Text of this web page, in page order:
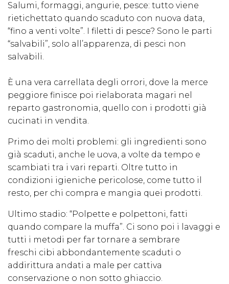
Salumi, formaggi, angurie, pesce: tutto viene
rietichettato quando scaduto con nuova data,
“fino a venti volte”. I filetti di pesce? Sono le parti
“salvabili”, solo all’apparenza, di pesci non
salvabili.
È una vera carrellata degli orrori, dove la merce
peggiore finisce poi rielaborata magari nel
reparto gastronomia, quello con i prodotti già
cucinati in vendita.
Primo dei molti problemi: gli ingredienti sono
già scaduti, anche le uova, a volte da tempo e
scambiati tra i vari reparti. Oltre tutto in
condizioni igieniche pericolose, come tutto il
resto, per chi compra e mangia quei prodotti.
Ultimo stadio: “Polpette e polpettoni, fatti
quando compare la muffa”. Ci sono poi i lavaggi e
tutti i metodi per far tornare a sembrare
freschi cibi abbondantemente scaduti o
addirittura andati a male per cattiva
conservazione o non sotto ghiaccio.